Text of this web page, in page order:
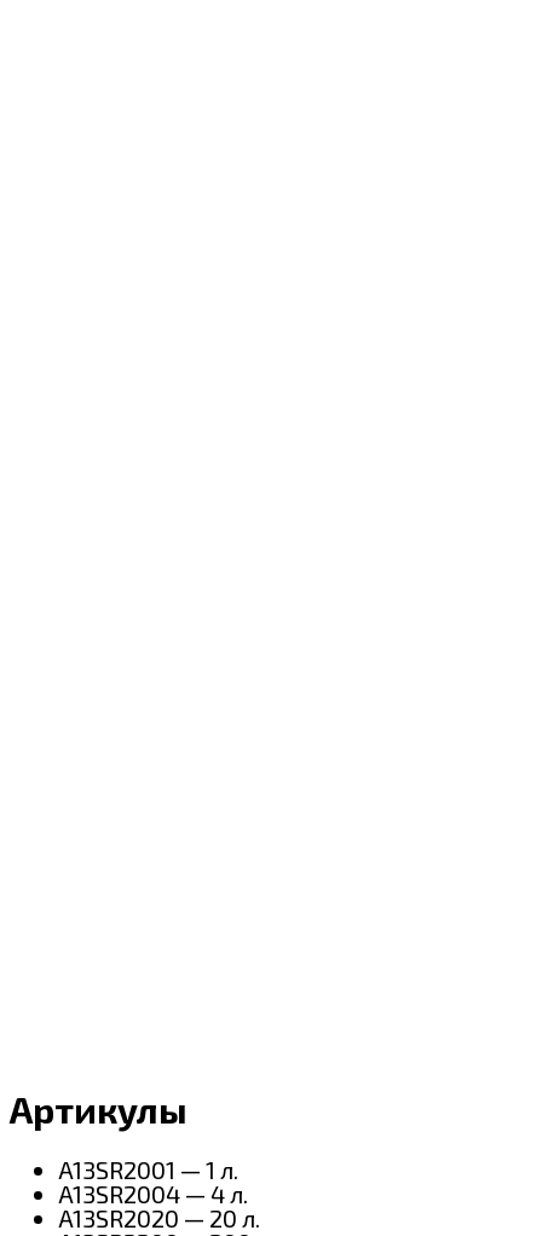
Артикулы
A13SR2001 — 1 л.
A13SR2004 — 4 л.
A13SR2020 — 20 л.